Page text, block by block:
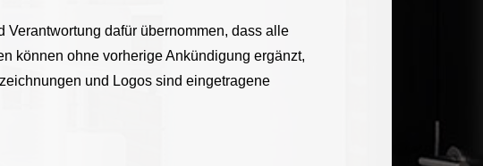
dafür übernommen, dass alle
können ohne vorherige Ankündigung ergänzt,
und Logos sind eingetragene